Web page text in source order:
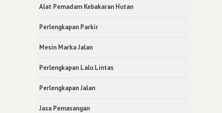
Alat Pemadam Kebakaran Hutan
Perlengkapan Parkir
Mesin Marka Jalan
Perlengkapan Lalu Lintas
Perlengkapan Jalan
Jasa Pemasangan